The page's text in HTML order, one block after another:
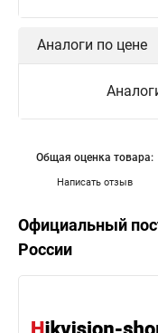
Аналоги по цене
Написать отзыв
Общая оценка товара:
Официальный
России